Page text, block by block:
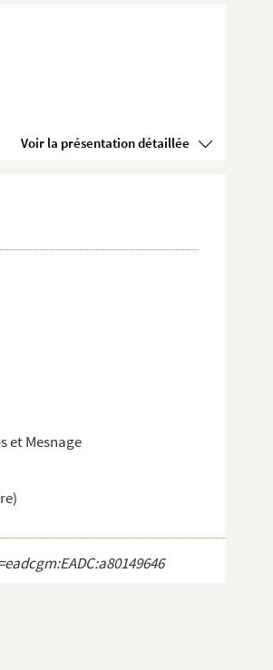
Voir la présentation détaillée
et Mesnage